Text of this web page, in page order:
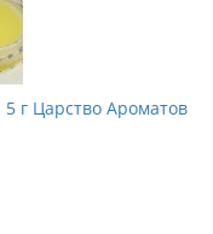
г Царство Ароматов